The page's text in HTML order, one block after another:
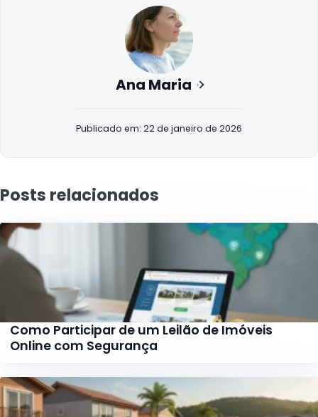
Ana Maria
Publicado em: 22 de janeiro de 2026
Posts relacionados
Como Participar de um Leilão de Imóveis
Online com Segurança